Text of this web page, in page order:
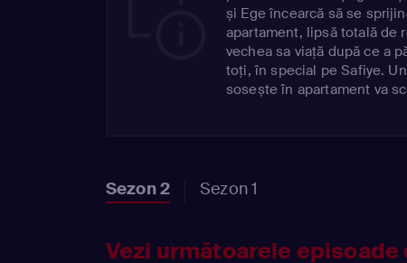
și Ege încearcă să se
apartament, lipsă totală de
vechea sa viață după ce a
toți, în special pe Safiye.
sosește în apartament va
Sezon 2 Sezon 1
Vezi următoarele episoade